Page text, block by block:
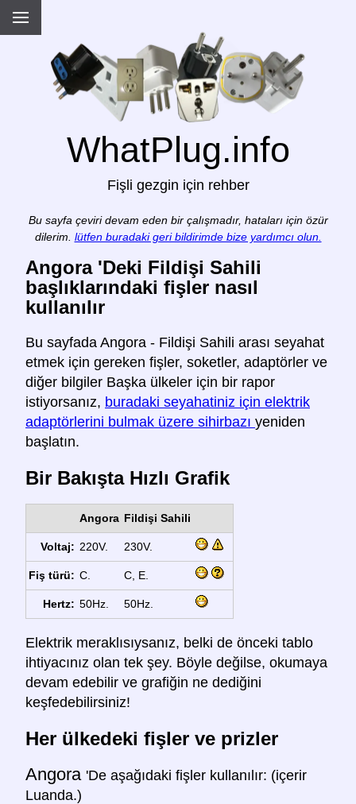
WhatPlug.info
Fişli gezgin için rehber
Bu sayfa çeviri devam eden bir çalışmadır, hataları için özür
dilerim. lütfen buradaki geri bildirimde bize yardımcı olun.
Angora 'Deki Fildişi Sahili
başlıklarındaki fişler nasıl
kullanılır
Bu sayfada Angora - Fildişi Sahili arası seyahat
etmek için gereken fişler, soketler, adaptörler ve
diğer bilgiler Başka ülkeler için bir rapor
istiyorsanız, buradaki seyahatiniz için elektrik
adaptörlerini bulmak üzere sihirbazı yeniden
başlatın.
Bir Bakışta Hızlı Grafik
Angora Fildişi Sahili
Voltaj: 220V. 230V.
Fiş türü: C. C, E.
Hertz: 50Hz. 50Hz.
Elektrik meraklısıysanız, belki de önceki tablo
ihtiyacınız olan tek şey. Böyle değilse, okumaya
devam edebilir ve grafiğin ne dediğini
keşfedebilirsiniz!
Her ülkedeki fişler ve prizler
Angora 'De aşağıdaki fişler kullanılır: (içerir
Luanda.)